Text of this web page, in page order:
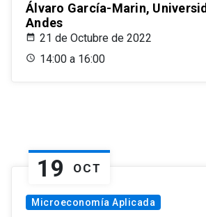
Álvaro García-Marin,
Andes
21 de Octubre de 2022
14:00 a 16:00
19 OCT
Microeconomía Aplicada